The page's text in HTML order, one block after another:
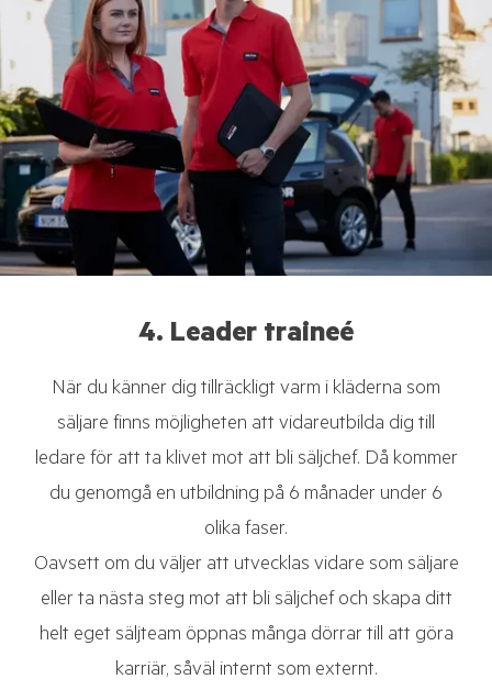
4. Leader traineé
När du känner dig tillräckligt varm i kläderna som
säljare finns möjligheten att vidareutbilda dig till
ledare för att ta klivet mot att bli säljchef. Då kommer
du genomgå en utbildning på 6 månader under 6
olika faser.
Oavsett om du väljer att utvecklas vidare som säljare
eller ta nästa steg mot att bli säljchef och skapa ditt
helt eget säljteam öppnas många dörrar till att göra
karriär, såväl internt som externt.